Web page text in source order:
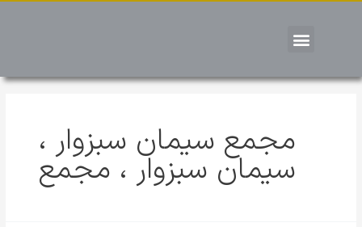
مجمع سیمان سبزوار ،
سیمان سبزوار ، مجمع